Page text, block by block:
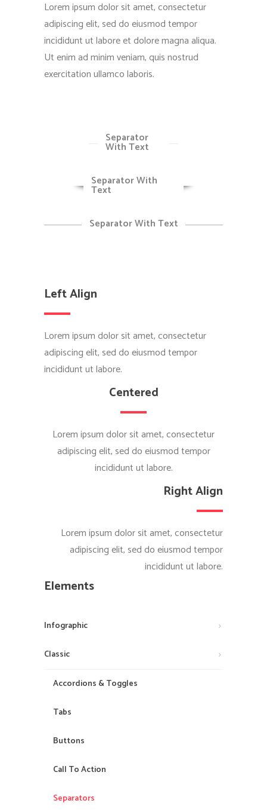
Lorem ipsum dolor sit amet, consectetur
adipiscing elit, sed do eiusmod tempor
incididunt ut labore et dolore magna aliqua.
Ut enim ad minim veniam, quis nostrud
exercitation ullamco laboris.
Separator
With Text
Separator With
Text
Separator With Text
Left Align
Lorem ipsum dolor sit amet, consectetur
adipiscing elit, sed do eiusmod tempor
incididunt ut labore.
Centered
Lorem ipsum dolor sit amet, consectetur
adipiscing elit, sed do eiusmod tempor
incididunt ut labore.
Right Align
Lorem ipsum dolor sit amet, consectetur
adipiscing elit, sed do eiusmod tempor
incididunt ut labore.
Elements
Infographic
Classic
Accordions & Toggles
Tabs
Buttons
Call To Action
Separators